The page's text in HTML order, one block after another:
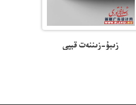
زىبۇ-زىننەت قېپى